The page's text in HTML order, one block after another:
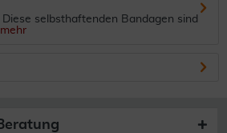
selbsthaftenden Bandagen sind
mehr